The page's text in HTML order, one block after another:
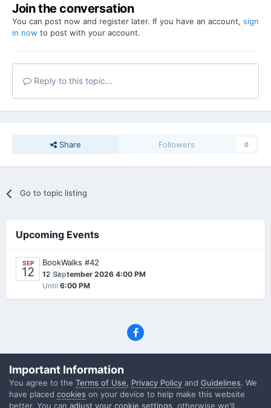
Join the conversation
You can post now and register later. If you have an account, sign
in now to post with your account.
Reply to this topic...
Share Followers 0
Go to topic listing
Upcoming Events
SEP
12 0
BookWalks #42
12 September 2026 4:00 PM
Until 6:00 PM
(C) SFF.gr, All rights reserved
Powered by Invision Community
Important Information
You agree to the Terms of Use, Privacy Policy and Guidelines. We
have placed cookies on your device to help make this website
better. You can adjust your cookie settings, otherwise we'll